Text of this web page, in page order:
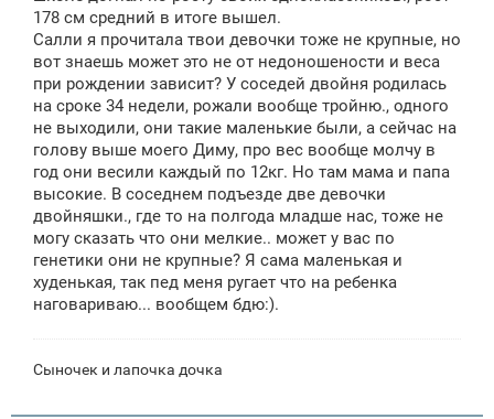
178 см средний в итоге вышел.
Салли я прочитала твои девочки тоже не крупные, но
вот знаешь может это не от недоношености и веса
при рождении зависит? У соседей двойня родилась
на сроке 34 недели, рожали вообще тройню., одного
не выходили, они такие маленькие были, а сейчас на
голову выше моего Диму, про вес вообще молчу в
год они весили каждый по 12кг. Но там мама и папа
высокие. В соседнем подъезде две девочки
двойняшки., где то на полгода младше нас, тоже не
могу сказать что они мелкие.. может у вас по
генетики они не крупные? Я сама маленькая и
худенькая, так пед меня ругает что на ребенка
наговариваю... вообщем бдю:).
Сыночек и лапочка дочка